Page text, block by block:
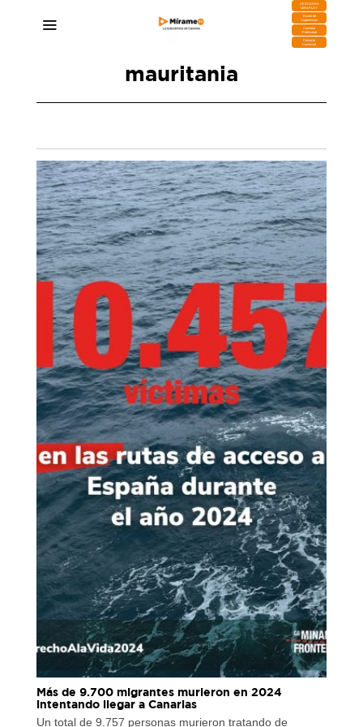
DESCARGA
MIRAPLAY
Buzón de
Sugerencias
Contratar
Publicidad
Contacto
Comercial
mauritania
Más de 9.700 migrantes murieron en 2024
intentando llegar a Canarias
Un total de 9.757 personas murieron tratando de